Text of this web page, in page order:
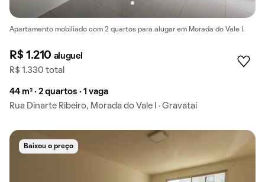
Apartamento mobiliado com 2 quartos para alugar em Morada do Vale I.
R$ 1.210 aluguel
R$ 1.330 total
44 m² · 2 quartos · 1 vaga
Rua Dinarte Ribeiro, Morada do Vale I · Gravataí
Baixou o preço